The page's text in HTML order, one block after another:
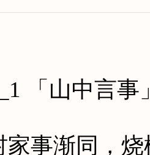
「山中言事
渐同，烧